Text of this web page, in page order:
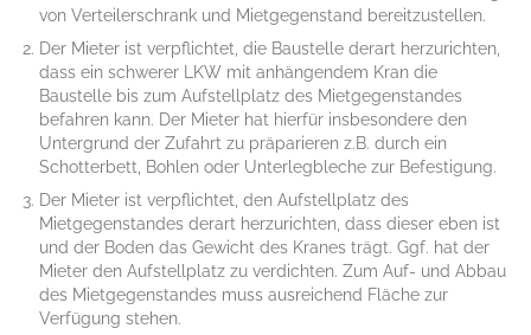
von Verteilerschrank und Mietgegenstand bereitzustellen.
Der Mieter ist verpflichtet, die Baustelle derart herzurichten,
dass ein schwerer LKW mit anhängendem Kran die
Baustelle bis zum Aufstellplatz des Mietgegenstandes
befahren kann. Der Mieter hat hierfür insbesondere den
Untergrund der Zufahrt zu präparieren z.B. durch ein
Schotterbett, Bohlen oder Unterlegbleche zur Befestigung.
Der Mieter ist verpflichtet, den Aufstellplatz des
Mietgegenstandes derart herzurichten, dass dieser eben ist
und der Boden das Gewicht des Kranes trägt. Ggf. hat der
Mieter den Aufstellplatz zu verdichten. Zum Auf- und Abbau
des Mietgegenstandes muss ausreichend Fläche zur
Verfügung stehen.